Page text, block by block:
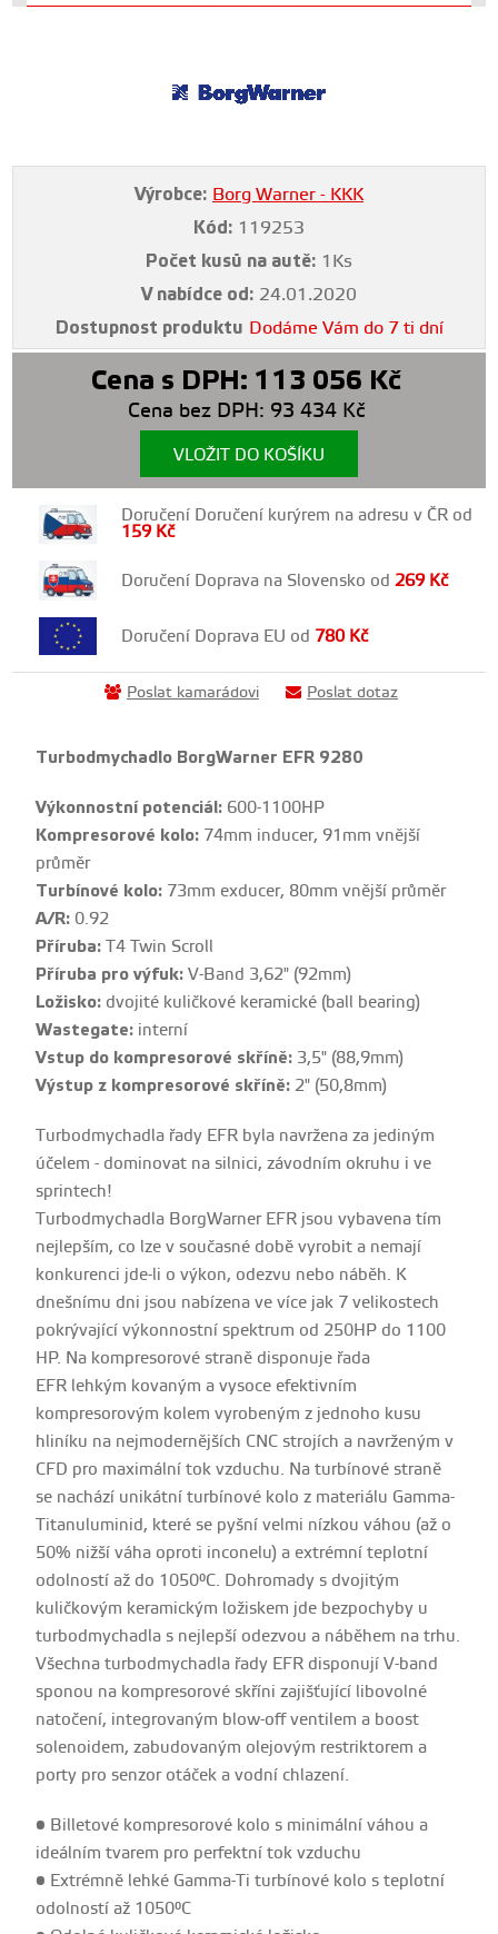
Výrobce: Borg Warner - KKK
Kód: 119253
Počet kusů na autě: 1Ks
V nabídce od: 24.01.2020
Dostupnost produktu Dodáme Vám do 7 ti dní
Cena s DPH: 113 056 Kč
Cena bez DPH: 93 434 Kč
VLOŽIT DO KOŠÍKU
Doručení Doručení kurýrem na adresu v ČR od
159 Kč
Doručení Doprava na Slovensko od269 Kč
Doručení Doprava EU od 780 Kč
Poslat kamarádovi Poslat dotaz
Turbodmychadlo BorgWarner EFR 9280
Výkonnostní potenciál: 600-1100HP
Kompresorové kolo: 74mm inducer, 91mm vnější
průměr
Turbínové kolo: 73mm exducer, 80mm vnější průměr
A/R: 0.92
Příruba: T4 Twin Scroll
Příruba pro výfuk: V-Band 3,62" (92mm)
Ložisko: dvojité kuličkové keramické (ball bearing)
Wastegate: interní
Vstup do kompresorové skříně: 3,5" (88,9mm)
Výstup z kompresorové skříně: 2" (50,8mm)
Turbodmychadla řady EFR byla navržena za jediným
účelem - dominovat na silnici, závodním okruhu i ve
sprintech!
Turbodmychadla BorgWarner EFR jsou vybavena tím
nejlepším, co lze v současné době vyrobit a nemají
konkurenci jde-li o výkon, odezvu nebo náběh. K
dnešnímu dni jsou nabízena ve více jak 7 velikostech
pokrývající výkonnostní spektrum od 250HP do 1100
HP. Na kompresorové straně disponuje řada
EFR lehkým kovaným a vysoce efektivním
kompresorovým kolem vyrobeným z jednoho kusu
hliníku na nejmodernějších CNC strojích a navrženým v
CFD pro maximální tok vzduchu. Na turbínové straně
se nachází unikátní turbínové kolo z materiálu Gamma-
Titanuluminid, které se pyšní velmi nízkou váhou (až o
50% nižší váha oproti inconelu) a extrémní teplotní
odolností až do 1050°C. Dohromady s dvojitým
kuličkovým keramickým ložiskem jde bezpochyby u
turbodmychadla s nejlepší odezvou a náběhem na trhu.
Všechna turbodmychadla řady EFR disponují V-band
sponou na kompresorové skříni zajišťující libovolné
natočení, integrovaným blow-off ventilem a boost
solenoidem, zabudovaným olejovým restriktorem a
porty pro senzor otáček a vodní chlazení.
• Billetové kompresorové kolo s minimální váhou a
ideálním tvarem pro perfektní tok vzduchu
• Extrémně lehké Gamma-Ti turbínové kolo s teplotní
odolností až 1050°C